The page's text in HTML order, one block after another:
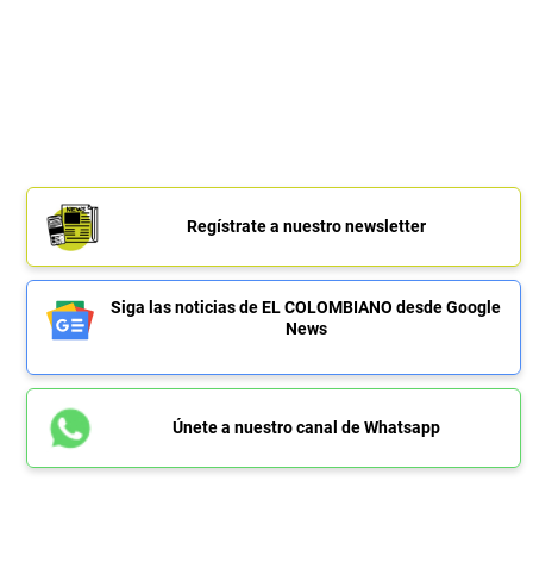
Regístrate a nuestro newsletter
Siga las noticias de EL COLOMBIANO desde Google
News
Únete a nuestro canal de Whatsapp